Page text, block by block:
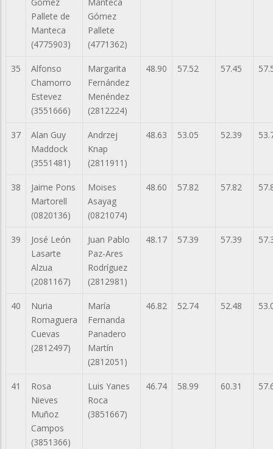
Pallete de
Manteca
(4775903)
Gómez
Pallete
(4771362)
35
Alfonso
Chamorro
Estevez
(3551666)
Margarita
Fernández
Menéndez
(2812224)
48.90 57.52 57.45
37
Alan Guy
Maddock
(3551481)
Andrzej
Knap
(2811911)
48.63 53.05 52.39
38
Jaime Pons
Martorell
(0820136)
Moises
Asayag
(0821074)
48.60 57.82 57.82
39
José León
Lasarte
Alzua
(2081167)
Juan Pablo
Paz-Ares
Rodríguez
(2812981)
48.17 57.39 57.39
40
Nuria
Romaguera
Cuevas
(2812497)
María
Fernanda
Panadero
Martín
(2812051)
46.82 52.74 52.48
41
Rosa
Nieves
Muñoz
Campos
(3851366)
Luis Yanes
Roca
(3851667)
46.74 58.99 60.31